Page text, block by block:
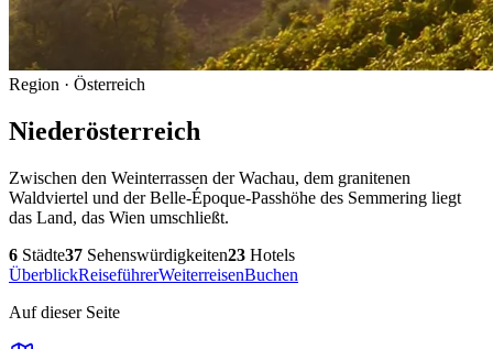
Region · Österreich
Niederösterreich
Zwischen den Weinterrassen der Wachau, dem granitenen
Waldviertel und der Belle-Époque-Passhöhe des Semmering liegt
das Land, das Wien umschließt.
6 Städte37 Sehenswürdigkeiten23 Hotels
ÜberblickReiseführerWeiterreisenBuchen
Auf dieser Seite